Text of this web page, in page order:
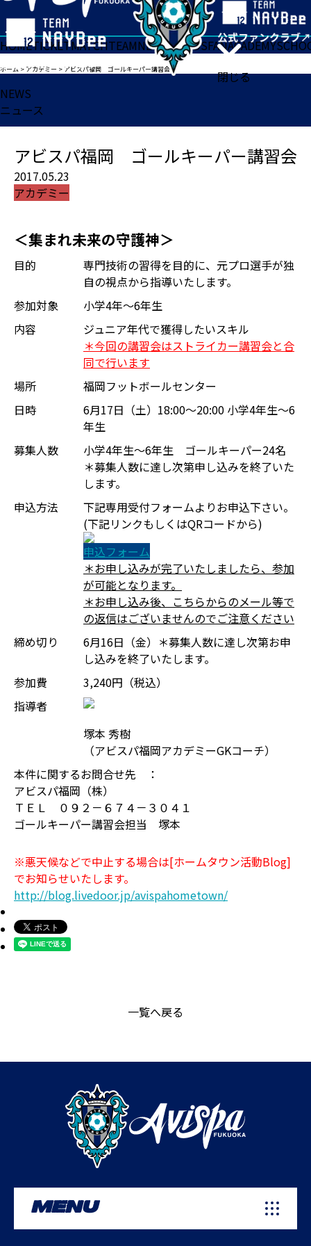
閉じる
HOMETICKETMATCHTEAMNEWSGOODSFANACADEMY
ホーム > アカデミー > アビスパ福岡 ゴールキーパー講習会
NEWS
ニュース
アビスパ福岡 ゴールキーパー講習会
2017.05.23
アカデミー
＜集まれ未来の守護神＞
目的
専門技術の習得を目的に、元プロ選手が独
自の視点から指導いたします。
参加対象
小学4年～6年生
内容
ジュニア年代で獲得したいスキル
＊今回の講習会はストライカー講習会と合
同で行います
場所
福岡フットボールセンター
日時
6月17日（土）18:00～20:00 小学4年生～6
年生
募集人数
小学4年生～6年生 ゴールキーパー24名
＊募集人数に達し次第申し込みを終了いた
します。
申込方法
下記専用受付フォームよりお申込下さい。
(下記リンクもしくはQRコードから)
申込フォーム
＊お申し込みが完了いたしましたら、参加
が可能となります。
＊お申し込み後、こちらからのメール等で
の返信はございませんのでご注意ください
締め切り
6月16日（金）＊募集人数に達し次第お申
し込みを終了いたします。
参加費
3,240円（税込）
指導者
塚本 秀樹
（アビスパ福岡アカデミーGKコーチ）
本件に関するお問合せ先 ：
アビスパ福岡（株）
ＴＥＬ ０９２－６７４－３０４１
ゴールキーパー講習会担当 塚本
※悪天候などで中止する場合は[ホームタウン活動Blog]
でお知らせいたします。
http://blog.livedoor.jp/avispahometown/
一覧へ戻る
MENU